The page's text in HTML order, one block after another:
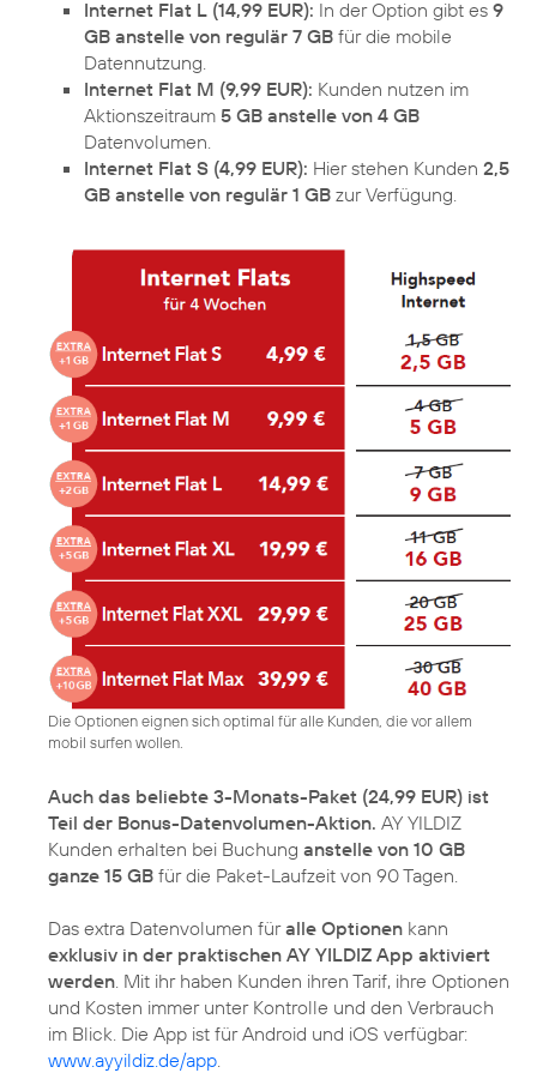
Internet Flat L (14,99 EUR): In der Option gibt es 9
GB anstelle von regulär 7 GB für die mobile
Datennutzung.
Internet Flat M (9,99 EUR): Kunden nutzen im
Aktionszeitraum 5 GB anstelle von 4 GB
Datenvolumen.
Internet Flat S (4,99 EUR): Hier stehen Kunden 2,5
GB anstelle von regulär 1 GB zur Verfügung.
Die Optionen eignen sich optimal für alle Kunden, die vor allem
mobil surfen wollen.
Auch das beliebte 3-Monats-Paket (24,99 EUR) ist
Teil der Bonus-Datenvolumen-Aktion. AY YILDIZ
Kunden erhalten bei Buchung anstelle von 10 GB
ganze 15 GB für die Paket-Laufzeit von 90 Tagen.
Das extra Datenvolumen füralle Optionen kann
exklusiv in der praktischen AY YILDIZ App aktiviert
werden . Mit ihr haben Kunden ihren Tarif, ihre Optionen
und Kosten immer unter Kontrolle und den Verbrauch
im Blick. Die App ist für Android und iOS verfügbar:
www.ayyildiz.de/app